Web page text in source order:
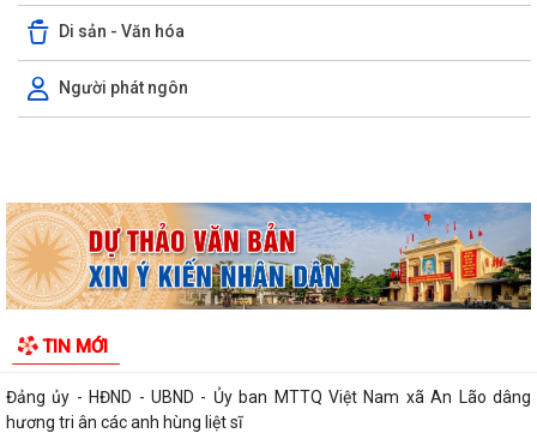
Di sản - Văn hóa
Người phát ngôn
TIN MỚI
Thông báo về việc báo cáo nhanh tình hình khám sức khỏe định kỳ cho
phẩm không đạt chất lượng
Thông báo Lịch tiếp công dân của Chủ tịch Ủy ban nhân dân xã An Lão
tháng 8 năm 2026
Thông báo thu hồi thuốc không đạt tiêu chuẩn chất lượng
ĐOÀN KIỂM TRA LIÊN NGÀNH XÃ AN LÃO KIỂM TRA CÔNG TÁC BẢO
ĐẢM AN TOÀN THỰC PHẨM TẠI CÁC CƠ SỞ SẢN...